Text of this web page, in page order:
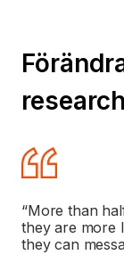
research
“More than
they are more
they can